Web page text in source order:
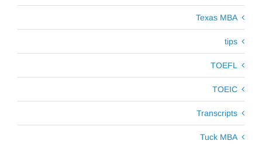
Texas MBA
tips
TOEFL
TOEIC
Transcripts
Tuck MBA